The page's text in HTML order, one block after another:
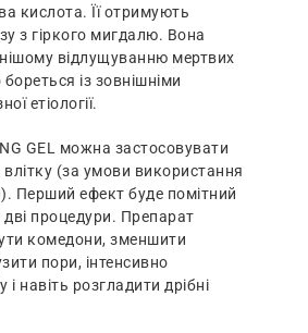
кислота. Її отримують
з гіркого мигдалю. Вона
відлущуванню мертвих
бореться із зовнішніми
етіології.
GEL можна застосовувати
влітку (за умови використання
Перший ефект буде помітний
процедури. Препарат
комедони, зменшити
пори, інтенсивно
навіть розгладити дрібні